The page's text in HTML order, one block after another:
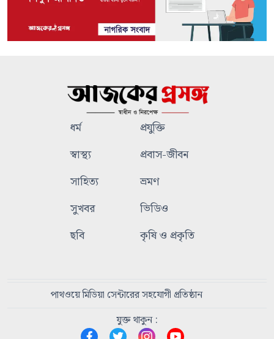
ধর্ম
প্রযুক্তি
স্বাস্থ্য
প্রবাস-জীবন
সাহিত্য
ভ্রমণ
সুখবর
ভিডিও
ছবি
কৃষি ও প্রকৃতি
পাথওয়ে মিডিয়া সেন্টারের সহযোগী প্রতিষ্ঠান
যুক্ত থাকুন :